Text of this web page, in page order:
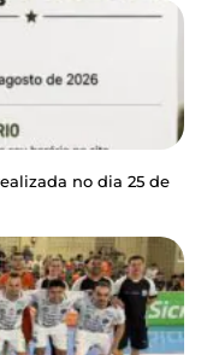
no dia 25 de